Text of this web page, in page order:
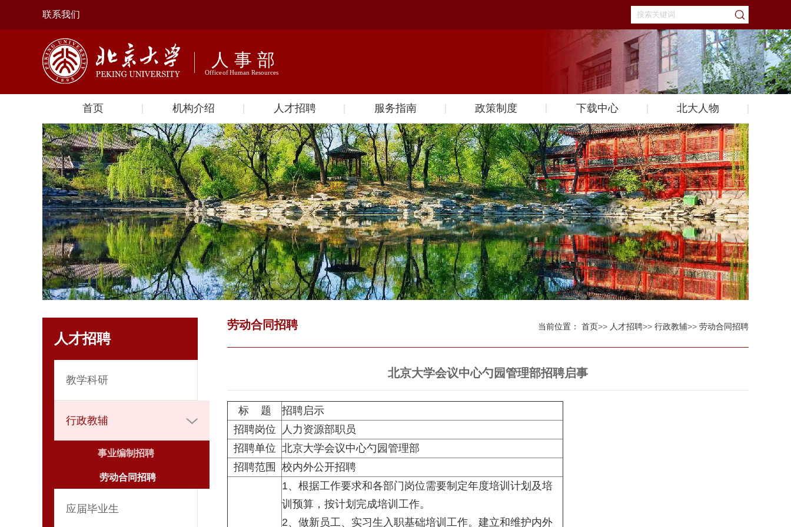
联系我们
首页 机构介绍 人才招聘 服务指南 政策制度 下载中心 北大人物
人才招聘
教学科研
行政教辅
事业编制招聘
劳动合同招聘
应届毕业生
劳动合同招聘 当前位置： 首页>> 人才招聘>> 行政教辅>> 劳动合同招聘
北京大学会议中心勺园管理部招聘启事
标 题
招聘启示
招聘岗位
人力资源部职员
招聘单位 北京大学会议中心勺园管理部
招聘范围
校内外公开招聘
1、根据工作要求和各部门岗位需要制定年度培训计划及培
训预算，按计划完成培训工作。
2、做新员工、实习生入职基础培训工作。建立和维护内外